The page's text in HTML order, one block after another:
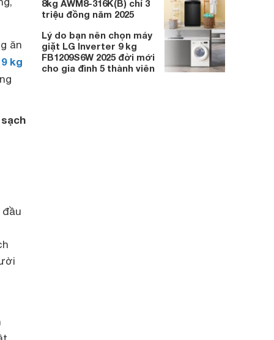
ăn
kg
8kg AWM8-316K(B) chỉ 3
triệu đồng năm 2025
Lý do bạn nên chọn máy
giặt LG Inverter 9 kg
FB1209S6W 2025 đời mới
cho gia đình 5 thành viên